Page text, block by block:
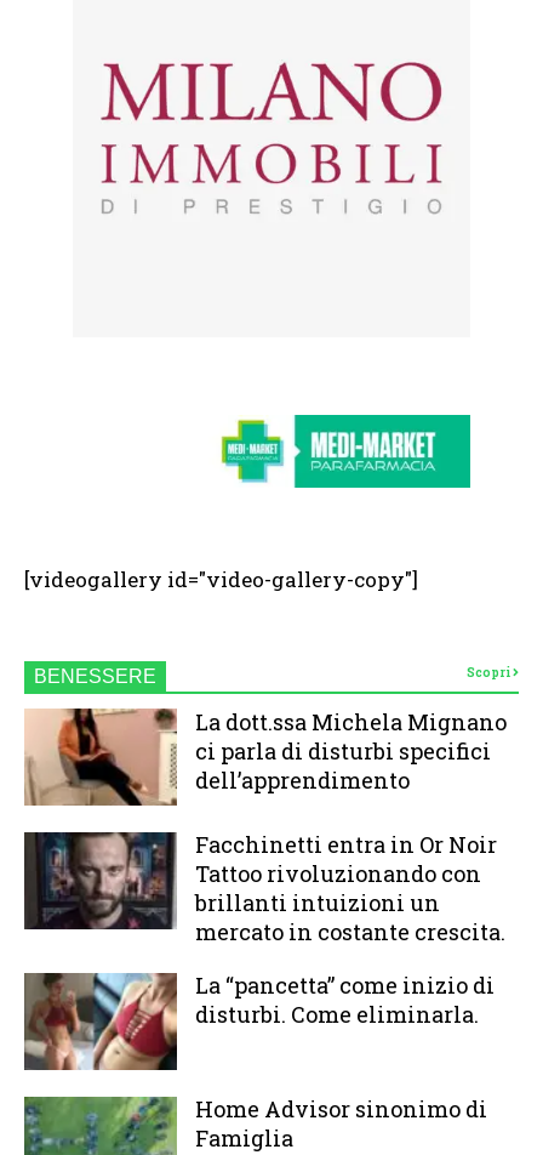
[videogallery id="video-gallery-copy"]
BENESSERE Scopri
La dott.ssa Michela Mignano
ci parla di disturbi specifici
dell’apprendimento
Facchinetti entra in Or Noir
Tattoo rivoluzionando con
brillanti intuizioni un
mercato in costante crescita.
La “pancetta” come inizio di
disturbi. Come eliminarla.
Home Advisor sinonimo di
Famiglia